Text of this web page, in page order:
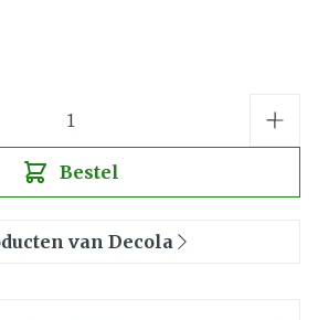
Bestel
van Decola